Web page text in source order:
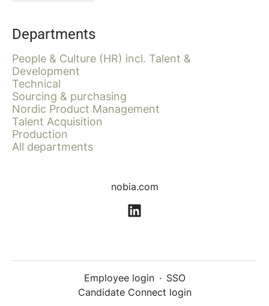
Departments
People & Culture (HR) incl. Talent &
Development
Technical
Sourcing & purchasing
Nordic Product Management
Talent Acquisition
Production
All departments
nobia.com
Employee login · SSO
Candidate Connect login